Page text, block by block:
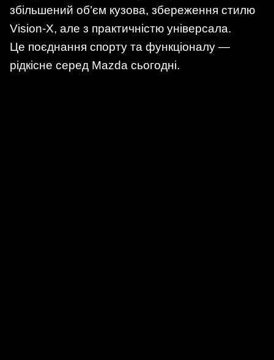
збільшений об’єм кузова, збереження стилю
Vision-X, але з практичністю універсала.
Це поєднання спорту та функціоналу —
рідкісне серед Mazda сьогодні.